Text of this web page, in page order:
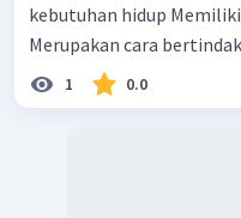
kebutuhan hidup Memiliki jumlah anggota yang tetap
Merupakan cara
1 0.0